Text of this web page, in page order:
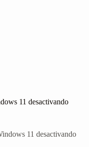
11 desactivando